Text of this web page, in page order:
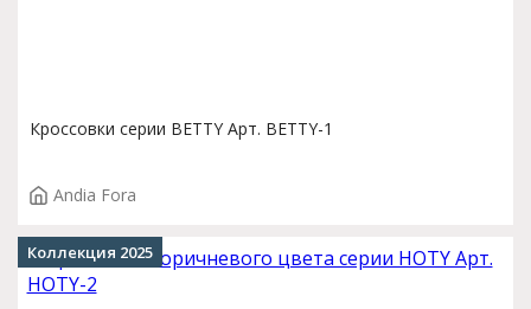
Кроссовки серии BETTY Арт. BETTY-1
Andia Fora
Коллекция 2025